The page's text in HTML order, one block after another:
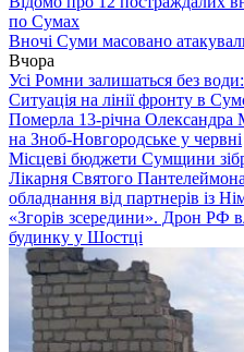
по Сумах
Вночі Суми масовано
Вчора
Усі Ромни залишаться без води:
Ситуація на лінії фронту в
Померла 13-річна Олександра
на Зноб-Новгородське у червні
Місцеві бюджети Сумщини
Лікарня Святого
обладнання від партнерів із
«Згорів зсередини». Дрон РФ
будинку у Шостці